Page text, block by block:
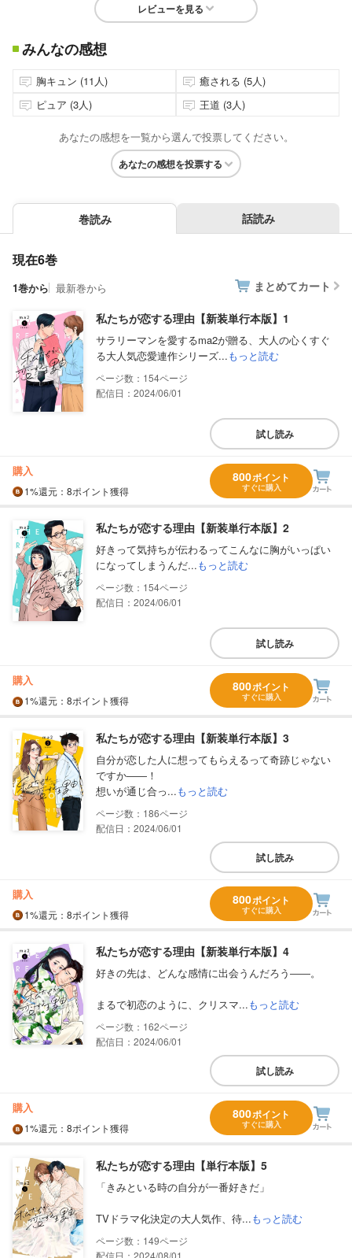
レビューを見る
みんなの感想
胸キュン (11人)
癒される (5人)
ピュア (3人)
王道 (3人)
あなたの感想を一覧から選んで投票してください。
あなたの感想を投票する
巻読み 話読み
現在6巻
1巻から 最新巻から まとめてカート
私たちが恋する理由【新装単行本版】1
サラリーマンを愛するma2が贈る、大人の心くすぐ
る大人気恋愛連作シリーズ...もっと読む
154
配信日：2024/06/01
試し読み
購入
1%還元 ：8ポイント獲得
800ポイント
すぐに購入
私たちが恋する理由【新装単行本版】2
好きって気持ちが伝わるってこんなに胸がいっぱい
になってしまうんだ...もっと読む
154
配信日：2024/06/01
試し読み
購入
1%還元 ：8ポイント獲得
800ポイント
すぐに購入
私たちが恋する理由【新装単行本版】3
自分が恋した人に想ってもらえるって奇跡じゃない
ですか――！
想いが通じ合っ...もっと読む
186
配信日：2024/06/01
試し読み
購入
1%還元 ：8ポイント獲得
800ポイント
すぐに購入
私たちが恋する理由【新装単行本版】4
好きの先は、どんな感情に出会うんだろう――。
まるで初恋のように、クリスマ...もっと読む
162
配信日：2024/06/01
試し読み
購入
1%還元 ：8ポイント獲得
800ポイント
すぐに購入
私たちが恋する理由【単行本版】5
「きみといる時の自分が一番好きだ」
TVドラマ化決定の大人気作、待...もっと読む
149
配信日：2024/08/01